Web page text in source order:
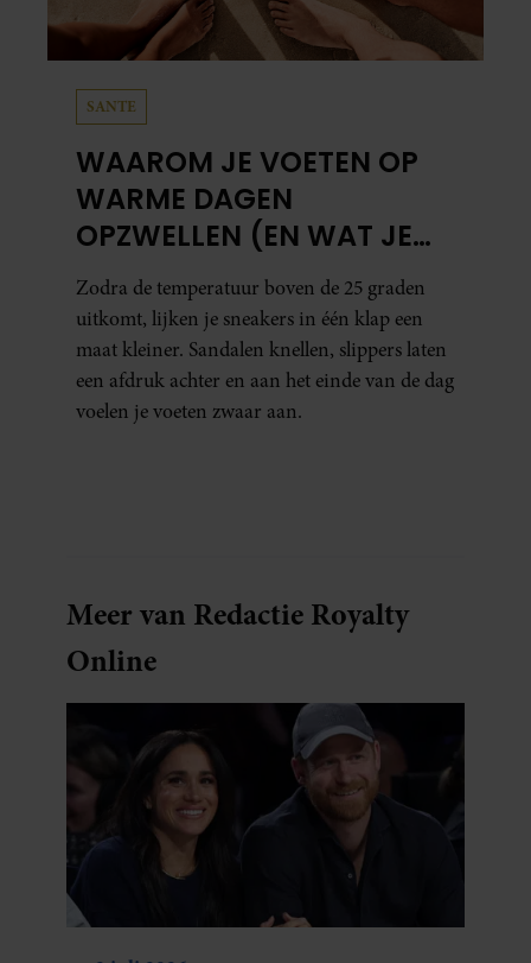
SANTE
WAAROM JE VOETEN OP
WARME DAGEN
OPZWELLEN (EN WAT JE
ERAAN KUNT DOEN)
Zodra de temperatuur boven de 25 graden
uitkomt, lijken je sneakers in één klap een
maat kleiner. Sandalen knellen, slippers laten
een afdruk achter en aan het einde van de dag
voelen je voeten zwaar aan.
Meer van Redactie Royalty
Online